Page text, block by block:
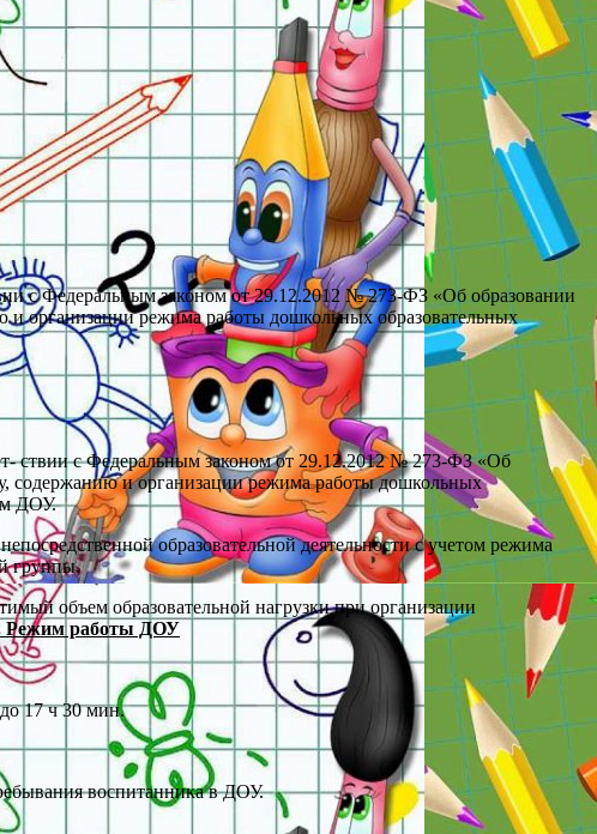
с Федеральным законом от 29.12.2012 № 273-ФЗ «Об образовании
организации режима работы дошкольных образовательных
ствии с Федеральным законом от 29.12.2012 № 273-ФЗ «Об
содержанию и организации режима работы дошкольных
ДОУ.
образовательной деятельности с учетом режима
группы.
объем образовательной нагрузки при организации
Режим работы ДОУ
17 ч 30 мин.
воспитанника в ДОУ.